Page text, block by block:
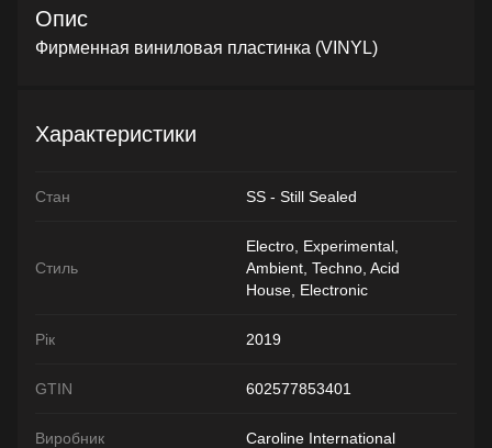
Опис
Фирменная виниловая пластинка (VINYL)
Характеристики
Стан SS - Still Sealed
Стиль
Electro, Experimental,
Ambient, Techno, Acid
House, Electronic
Рік 2019
GTIN 602577853401
Виробник Caroline International